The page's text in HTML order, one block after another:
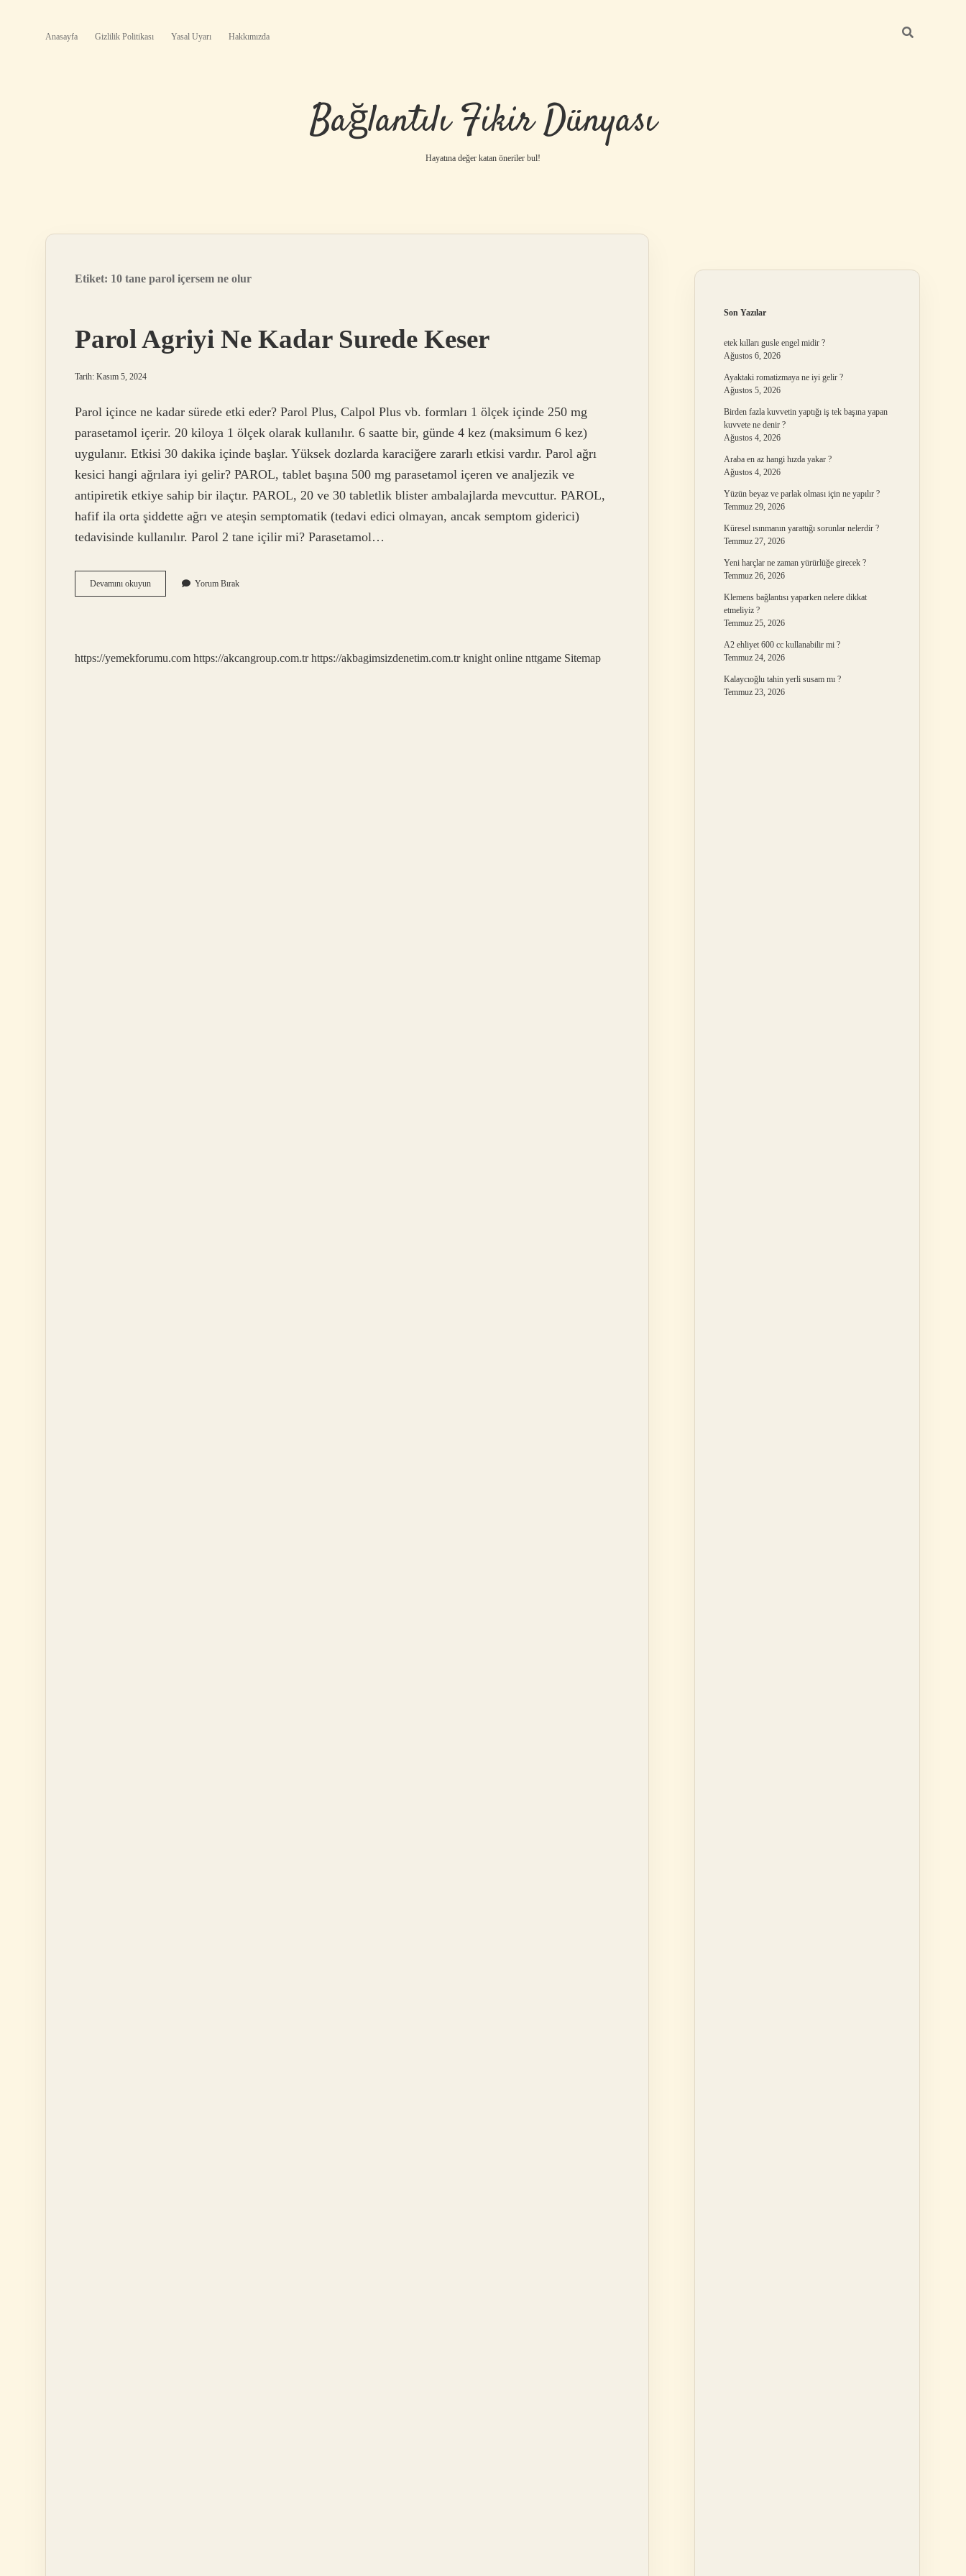
Anasayfa Gizlilik Politikası Yasal Uyarı Hakkımızda
Bağlantılı Fikir Dünyası
Hayatına değer katan öneriler bul!
Etiket: 10 tane parol içersem ne olur
Parol Agriyi Ne Kadar Surede Keser
Tarih: Kasım 5, 2024
Parol içince ne kadar sürede etki eder? Parol Plus, Calpol Plus vb. formları 1 ölçek içinde 250 mg
parasetamol içerir. 20 kiloya 1 ölçek olarak kullanılır. 6 saatte bir, günde 4 kez (maksimum 6 kez)
uygulanır. Etkisi 30 dakika içinde başlar. Yüksek dozlarda karaciğere zararlı etkisi vardır. Parol ağrı
kesici hangi ağrılara iyi gelir? PAROL, tablet başına 500 mg parasetamol içeren ve analjezik ve
antipiretik etkiye sahip bir ilaçtır. PAROL, 20 ve 30 tabletlik blister ambalajlarda mevcuttur. PAROL,
hafif ila orta şiddette ağrı ve ateşin semptomatik (tedavi edici olmayan, ancak semptom giderici)
tedavisinde kullanılır. Parol 2 tane içilir mi? Parasetamol…
Devamını okuyunParol
Agriyi
Yorum Bırak
https://yemekforumu.com https://akcangroup.com.tr https://akbagimsizdenetim.com.tr knight online nttgame Sitemap
Son Yazılar
etek kılları gusle engel midir ?
Ağustos 6, 2026
Ayaktaki romatizmaya ne iyi gelir ?
Ağustos 5, 2026
Birden fazla kuvvetin yaptığı iş tek başına yapan
kuvvete ne denir ?
Ağustos 4, 2026
Araba en az hangi hızda yakar ?
Ağustos 4, 2026
Yüzün beyaz ve parlak olması için ne yapılır ?
Temmuz 29, 2026
Küresel ısınmanın yarattığı sorunlar nelerdir ?
Temmuz 27, 2026
Yeni harçlar ne zaman yürürlüğe girecek ?
Temmuz 26, 2026
Klemens bağlantısı yaparken nelere dikkat
etmeliyiz ?
Temmuz 25, 2026
A2 ehliyet 600 cc kullanabilir mi ?
Temmuz 24, 2026
Kalaycıoğlu tahin yerli susam mı ?
Temmuz 23, 2026